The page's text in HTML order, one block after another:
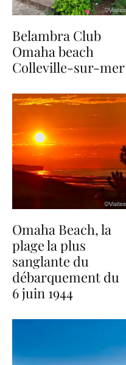
Belambra Club
Omaha beach
Colleville-sur-mer
Omaha Beach, la
plage la plus
sanglante du
débarquement du
6 juin 1944